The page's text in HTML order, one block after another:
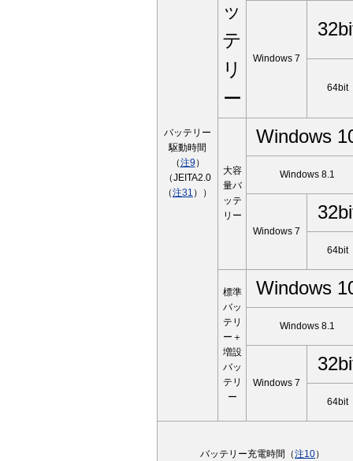
バッテリー
駆動時間
（注9 ）
（JEITA2.0
（注31 ））
ッ
テ
リ
ー
Windows 7
64bit
大容
量バ
ッテ
リー
Windows
Windows 8.1
Windows 7
64bit
標準
バッ
テリ
ー＋
増設
バッ
テリ
ー
Windows
Windows 8.1
Windows 7
64bit
バッテリー充電時間（注10）